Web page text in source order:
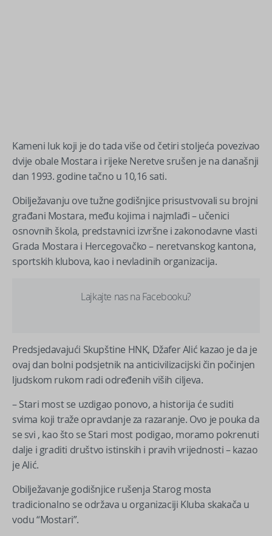
Kameni luk koji je do tada više od četiri stoljeća povezivao
dvije obale Mostara i rijeke Neretve srušen je na današnji
dan 1993. godine tačno u 10,16 sati.
Obilježavanju ove tužne godišnjice prisustvovali su brojni
građani Mostara, među kojima i najmlađi – učenici
osnovnih škola, predstavnici izvršne i zakonodavne vlasti
Grada Mostara i Hercegovačko – neretvanskog kantona,
sportskih klubova, kao i nevladinih organizacija.
Lajkajte nas na Facebooku?
Predsjedavajući Skupštine HNK, Džafer Alić kazao je da je
ovaj dan bolni podsjetnik na anticivilizacijski čin počinjen
ljudskom rukom radi određenih viših ciljeva.
– Stari most se uzdigao ponovo, a historija će suditi
svima koji traže opravdanje za razaranje. Ovo je pouka da
se svi , kao što se Stari most podigao, moramo pokrenuti
dalje i graditi društvo istinskih i pravih vrijednosti – kazao
je Alić.
Obilježavanje godišnjice rušenja Starog mosta
tradicionalno se održava u organizaciji Kluba skakača u
vodu “Mostari”.